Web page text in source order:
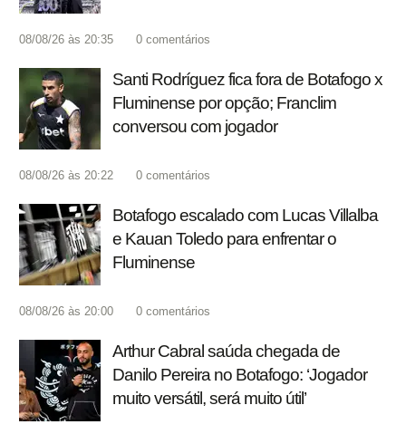
08/08/26 às 20:35 0 comentários
Santi Rodríguez fica fora de Botafogo x
Fluminense por opção; Franclim
conversou com jogador
08/08/26 às 20:22 0 comentários
Botafogo escalado com Lucas Villalba
e Kauan Toledo para enfrentar o
Fluminense
08/08/26 às 20:00 0 comentários
Arthur Cabral saúda chegada de
Danilo Pereira no Botafogo: ‘Jogador
muito versátil, será muito útil’